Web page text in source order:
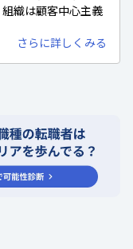
織は顧客中心主義
さらに詳しくみる